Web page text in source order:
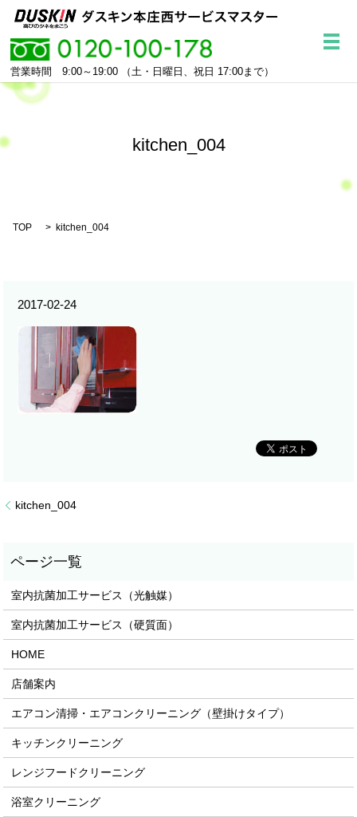
営業時間 9:00～19:00 （土・日曜日、祝日 17:00まで）
メ
kitchen_004
TOP kitchen_004
2017-02-24
kitchen_004
室内抗菌加工サービス（光触媒）
室内抗菌加工サービス（硬質面）
HOME
店舗案内
エアコン清掃・エアコンクリーニング（壁掛けタイプ）
キッチンクリーニング
レンジフードクリーニング
浴室クリーニング